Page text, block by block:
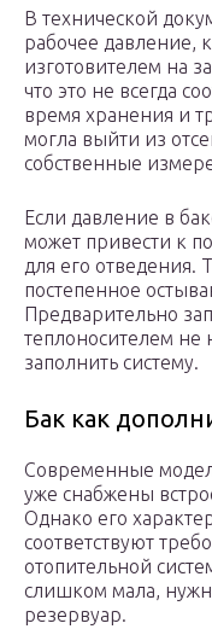
В технической
рабочее давление,
изготовителем на
что это не всегда
время хранения и
могла выйти из
собственные
Если давление в
может привести к
для его отведения.
постепенное
Предварительно
теплоносителем не
заполнить систему.
Бак как
Современные
уже снабжены
Однако его
соответствуют
отопительной
слишком мала,
резервуар.